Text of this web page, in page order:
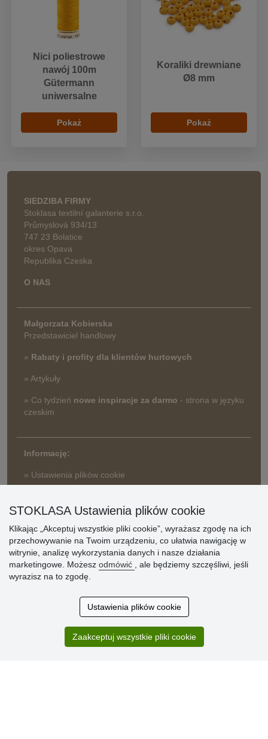
Nici poliestrowe
nawój 100m
Gütermann
uniwersalne
Pokaż
Koraliki drewniane
Ø8 mm
Pokaż
SIEDZIBA FIRMY
Stoklasa textilní galanterie s.r.o.
Průmyslová 934/13
747 23 Bolatice
okres Opava
Republika Czeska
O NAS
Małgorzata Kobierska
Przedstawiciel handlowy
» Rabaty i profity dla klientów hurtowych
» Artykuły
» Co tydzień nowe inspiracje za darmo - strona w języku
czeskim
Informację:
» Ustawienia plików cookie
» Zasady przetwarzania danych osobowych
» Sposób dostawy i płatności
» Reklamacje
» Dlaczego należy się zarejestrować?
» Najczęściej zadawane pytania
klientów
STOKLASA Ustawienia plików cookie
Klikając „Akceptuj wszystkie pliki cookie”, wyrażasz zgodę na ich
przechowywanie na Twoim urządzeniu, co ułatwia nawigację w
witrynie, analizę wykorzystania danych i nasze działania
marketingowe. Możesz odmówić
, ale będziemy szczęśliwi, jeśli
wyrazisz na to zgodę.
Ustawienia plików cookie
Zaakceptuj wszystkie pliki cookie